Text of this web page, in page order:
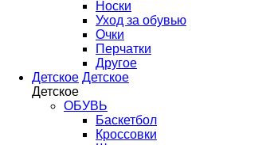
Носки
Уход за обувью
Очки
Перчатки
Другое
Детское Детское
Детское
ОБУВЬ
Баскетбол
Кроссовки